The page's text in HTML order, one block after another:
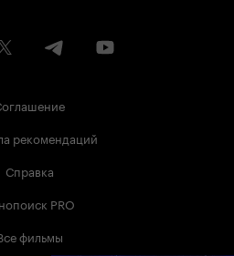
рекомендаций
Справка
PRO
фильмы